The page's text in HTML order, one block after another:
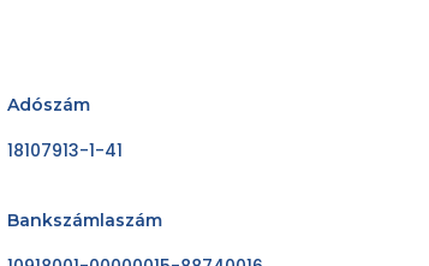
Adószám
18107913-1-41
Bankszámlaszám